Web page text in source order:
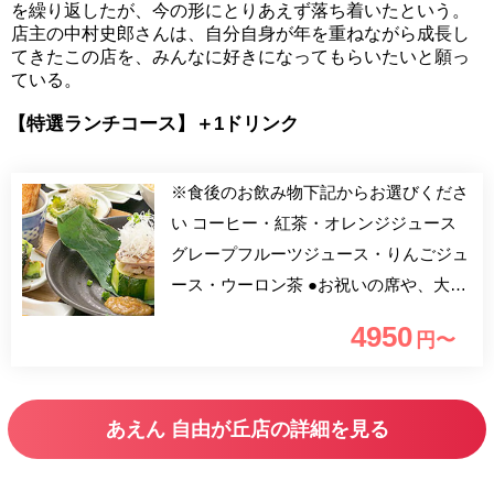
を繰り返したが、今の形にとりあえず落ち着いたという。
店主の中村史郎さんは、自分自身が年を重ねながら成長し
てきたこの店を、みんなに好きになってもらいたいと願っ
ている。
【特選ランチコース】＋1ドリンク
※食後のお飲み物下記からお選びくださ
い コーヒー・紅茶・オレンジジュース
グレープフルーツジュース・りんごジュ
ース・ウーロン茶 ●お祝いの席や、大切
【乾杯ドリンク（グランドメニューから
ールフリー） ・ワイン ・果実酒 ・焼酎
4950 円〜
あえん 自由が丘店の詳細を見る